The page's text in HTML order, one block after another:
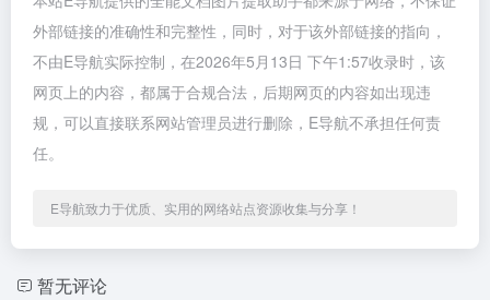
外部链接的准确性和完整性，同时，对于该外部链接的指向，
不由E导航实际控制，在2026年5月13日 下午1:57收录时，该
网页上的内容，都属于合规合法，后期网页的内容如出现违
规，可以直接联系网站管理员进行删除，E导航不承担任何责
任。
E导航致力于优质、实用的网络站点资源收集与分享！
暂无评论